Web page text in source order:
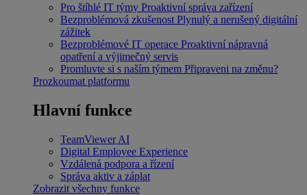
Pro štíhlé IT týmy Proaktivní správa zařízení
Bezproblémová zkušenost Plynulý a nerušený digitální
zážitek
Bezproblémové IT operace Proaktivní nápravná
opatření a výjimečný servis
Promluvte si s naším týmem Připraveni na změnu?
Prozkoumat platformu
Hlavní funkce
TeamViewer AI
Digital Employee Experience
Vzdálená podpora a řízení
Správa aktiv a záplat
Zobrazit všechny funkce